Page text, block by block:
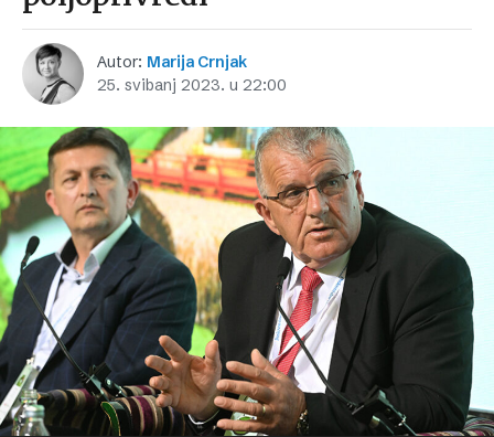
Autor: Marija Crnjak
25. svibanj 2023. u 22:00